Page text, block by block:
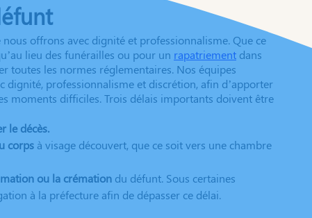
offrons avec dignité et professionnalisme. Que ce
lieu des funérailles ou pour un rapatriement dans
toutes les normes réglementaires. Nos équipes
dignité, professionnalisme et discrétion, afin d’apporter
moments difficiles. Trois délais importants doivent être
le décès.
corps à visage découvert, que ce soit vers une chambre
ou la crémation du défunt. Sous certaines
à la préfecture afin de dépasser ce délai.